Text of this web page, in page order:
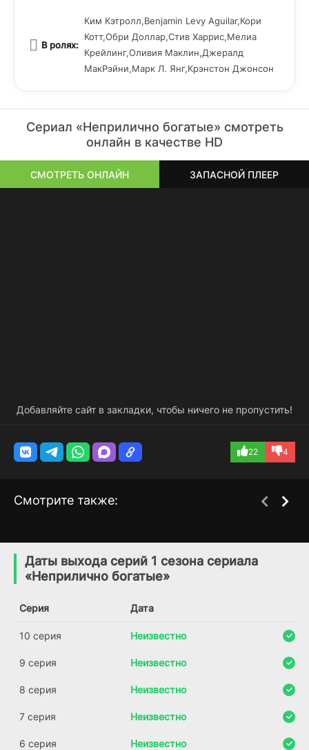
В ролях:
Ким Кэтролл,Benjamin Levy Aguilar,Кори
Котт,Обри Доллар,Стив Харрис,Мелиа
Крейлинг,Оливия Маклин,Джералд
МакРэйни,Марк Л. Янг,Крэнстон Джонсон
Сериал «Неприлично богатые» смотреть
онлайн в качестве HD
СМОТРЕТЬ ОНЛАЙН ЗАПАСНОЙ ПЛЕЕР
Добавляйте сайт в закладки, чтобы ничего не пропустить!
22 4
Смотрите также:
(2020)
Даты выхода серий 1 сезона сериала
«Неприлично богатые»
Серия Дата
10 серия Неизвестно
9 серия Неизвестно
8 серия Неизвестно
7 серия Неизвестно
6 серия Неизвестно